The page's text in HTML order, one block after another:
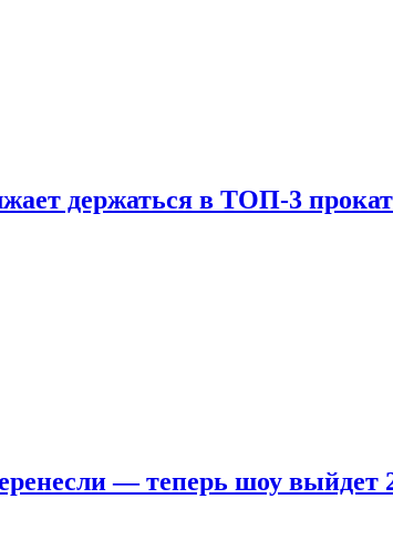
держаться в ТОП-3
— теперь шоу выйдет